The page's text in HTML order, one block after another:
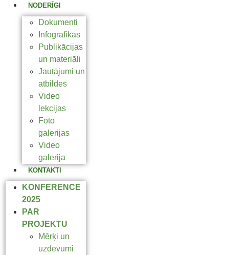
NODERĪGI
Dokumenti
Infografikas
Publikācijas
un materiāli
Jautājumi un
atbildes
Video
lekcijas
Foto
galerijas
Video
galerija
KONTAKTI
KONFERENCE
2025
PAR
PROJEKTU
Mērķi un
uzdevumi